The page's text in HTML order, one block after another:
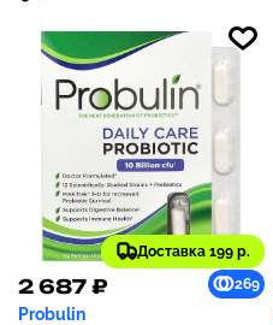
Доставка 199 р.
2 687 ₽ 269
Probulin